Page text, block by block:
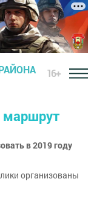
16+
маршрут
в 2019 году
организованы